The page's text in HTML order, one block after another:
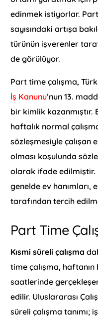
edinmek istiyorlar.
sayısındaki artışa
türünün işverenler
de görülüyor.
Part time çalışma,
İş Kanunu’nun 13.
bir kimlik
haftalık normal
sözleşmesiyle çalışan
olması koşulunda
olarak ifade edilmiştir.
genelde ev hanımları,
tarafından tercih
Part Time
Kısmi süreli çalışma
time çalışma, haftanın
saatlerinde
edilir. Uluslararası
süreli çalışma tanımı;